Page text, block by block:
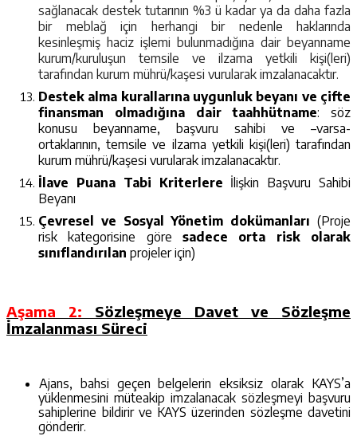
sağlanacak destek tutarının %3 ü kadar ya da daha fazla
bir meblağ için herhangi bir nedenle haklarında
kesinleşmiş haciz işlemi bulunmadığına dair beyanname
kurum/kuruluşun temsile ve ilzama yetkili kişi(leri)
tarafından kurum mührü/kaşesi vurularak imzalanacaktır.
Destek alma kurallarına uygunluk beyanı ve çifte
finansman olmadığına dair taahhütname: söz
konusu beyanname, başvuru sahibi ve –varsa-
ortaklarının, temsile ve ilzama yetkili kişi(leri) tarafından
kurum mührü/kaşesi vurularak imzalanacaktır.
İlave Puana Tabi Kriterlere İlişkin Başvuru Sahibi
Beyanı
Çevresel ve Sosyal Yönetim dokümanları (Proje
risk kategorisine göre sadece orta risk olarak
sınıflandırılan projeler için)
Aşama 2: Sözleşmeye Davet ve Sözleşme
İmzalanması Süreci
Ajans, bahsi geçen belgelerin eksiksiz olarak KAYS’a
yüklenmesini müteakipimzalanacak sözleşmeyi başvuru
sahiplerine bildirir ve KAYS üzerinden sözleşme davetini
gönderir.